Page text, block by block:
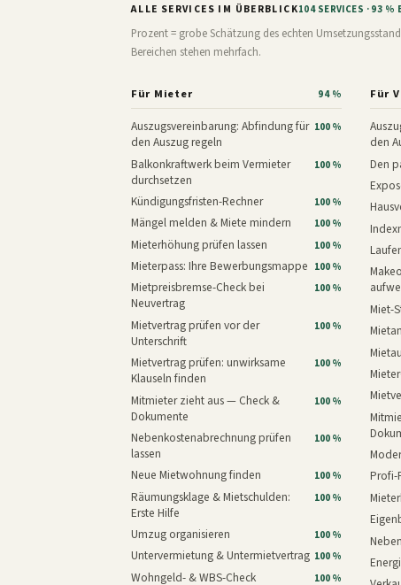
ALLE SERVICES IM ÜBERBLICK104 SERVICES · 93 %
Prozent = grobe Schätzung des echten
Bereichen stehen mehrfach.
Für Mieter 94 %
Auszugsvereinbarung: Abfindung für
den Auszug regeln
100 %
Balkonkraftwerk beim Vermieter
durchsetzen
100 %
Kündigungsfristen-Rechner 100 %
Mängel melden & Miete mindern 100 %
Mieterhöhung prüfen lassen 100 %
Mieterpass: Ihre Bewerbungsmappe 100 %
Mietpreisbremse-Check bei
Neuvertrag
100 %
Mietvertrag prüfen vor der
Unterschrift
100 %
Mietvertrag prüfen: unwirksame
Klauseln finden
100 %
Mitmieter zieht aus — Check &
Dokumente
100 %
Nebenkostenabrechnung prüfen
lassen
100 %
Neue Mietwohnung finden 100 %
Räumungsklage & Mietschulden:
Erste Hilfe
100 %
Umzug organisieren 100 %
Untervermietung & Untermietvertrag 100 %
Wohngeld- & WBS-Check 100 %
Für
den
Den
Miet-
Profi-